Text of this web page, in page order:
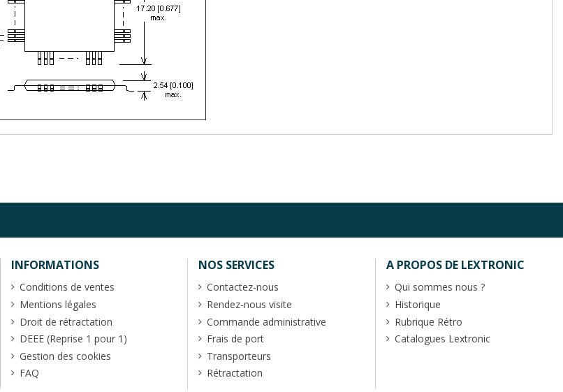
INFORMATIONS
Conditions de ventes
Mentions légales
Droit de rétractation
DEEE (Reprise 1 pour 1)
Gestion des cookies
FAQ
NOS SERVICES
Contactez-nous
Rendez-nous visite
Commande administrative
Frais de port
Transporteurs
Rétractation
A PROPOS DE LEXTRONIC
Qui sommes nous ?
Historique
Rubrique Rétro
Catalogues Lextronic